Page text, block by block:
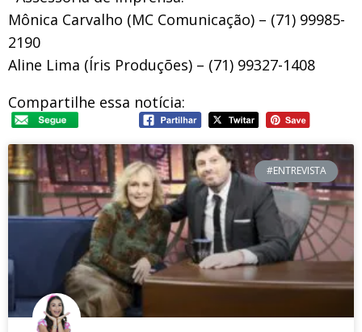
Mônica Carvalho (MC Comunicação) – (71) 99985-
2190
Aline Lima (Íris Produções) – (71) 99327-1408
Compartilhe essa notícia:
#ENTREVISTA